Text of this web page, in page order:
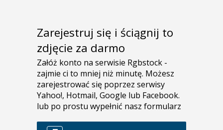
Zarejestruj się i ściągnij to
zdjęcie za darmo